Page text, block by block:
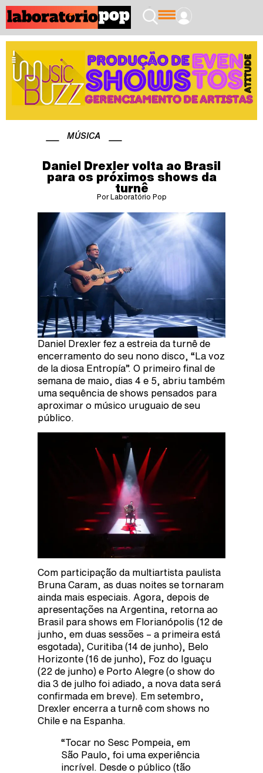
MÚSICA
Daniel Drexler volta ao Brasil
para os próximos shows da
turnê
Por Laboratório Pop
Daniel Drexler fez a estreia da turnê de
encerramento do seu nono disco, “La voz
de la diosa Entropía”. O primeiro final de
semana de maio, dias 4 e 5, abriu também
uma sequência de shows pensados para
aproximar o músico uruguaio de seu
público.
Com participação da multiartista paulista
Bruna Caram, as duas noites se tornaram
ainda mais especiais. Agora, depois de
apresentações na Argentina, retorna ao
Brasil para shows em Florianópolis (12 de
junho, em duas sessões – a primeira está
esgotada), Curitiba (14 de junho), Belo
Horizonte (16 de junho), Foz do Iguaçu
(22 de junho) e Porto Alegre (o show do
dia 3 de julho foi adiado, a nova data será
confirmada em breve). Em setembro,
Drexler encerra a turnê com shows no
Chile e na Espanha.
“Tocar no Sesc Pompeia, em
São Paulo, foi uma experiência
incrível. Desde o público (tão